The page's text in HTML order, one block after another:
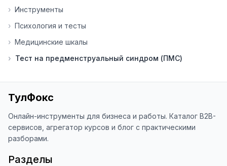
инструменты нуждаются в доработке.
основе вашей обратной связи.
благодарен за отзыв о сайте в
наши инструменты!
Благодарю за доверие и
использование ToolFox! 🚀
› Инструменты
› Психология и тесты
› Медицинские шкалы
› Тест на предменструальный синдром (ПМС)
ТулФокс
Онлайн-инструменты для бизнеса и работы. Каталог B2B-
сервисов, агрегатор курсов и блог с практическими
разборами.
Разделы